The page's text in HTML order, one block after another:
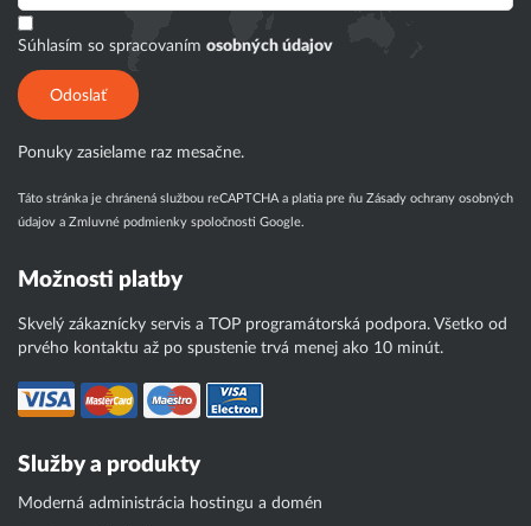
Súhlasím so spracovaním osobných údajov
Odoslať
Ponuky zasielame raz mesačne.
Táto stránka je chránená službou reCAPTCHA a platia pre ňu Zásady ochrany osobných
údajov a Zmluvné podmienky spoločnosti Google.
Možnosti platby
Skvelý zákaznícky servis a TOP programátorská podpora. Všetko od
prvého kontaktu až po spustenie trvá menej ako 10 minút.
Služby a produkty
Moderná administrácia hostingu a domén